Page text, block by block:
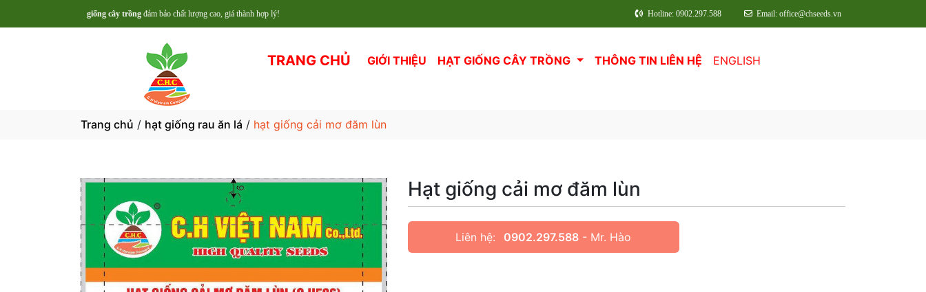
đảm bảo chất lượng cao, giá thành hợp lý! Hotline: 0902.297.588 Email: office@chseeds.vn
TRANG CHỦ GIỚI THIỆU HẠT GIỐNG CÂY TRỒNG THÔNG TIN LIÊN HỆ ENGLISH
Trang chủ / hạt giống rau ăn lá / hạt giống cải mơ đăm lùn
Hạt giống cải mơ đăm lùn
Liên hệ: 0902.297.588 - Mr. Hào